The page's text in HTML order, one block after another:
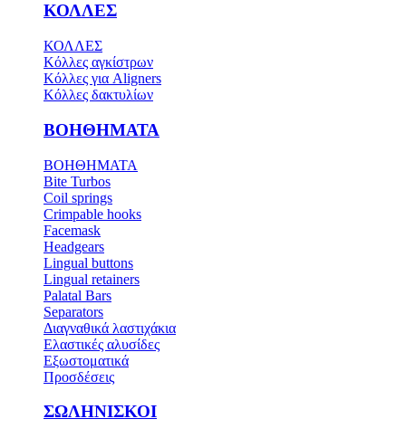
ΚΟΛΛΕΣ
ΚΟΛΛΕΣ
Κόλλες αγκίστρων
Κόλλες για Aligners
Κόλλες δακτυλίων
ΒΟΗΘΗΜΑΤΑ
ΒΟΗΘΗΜΑΤΑ
Bite Turbos
Coil springs
Crimpable hooks
Facemask
Headgears
Lingual buttons
Lingual retainers
Palatal Bars
Separators
Διαγναθικά λαστιχάκια
Ελαστικές αλυσίδες
Εξωστοματικά
Προσδέσεις
ΣΩΛΗΝΙΣΚΟΙ